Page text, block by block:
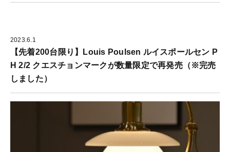
2023.6.1
【先着200台限り】Louis Poulsen ルイスポールセン P
H 2/2 クエスチョンマークが数量限定で再発売（※完売
しました）